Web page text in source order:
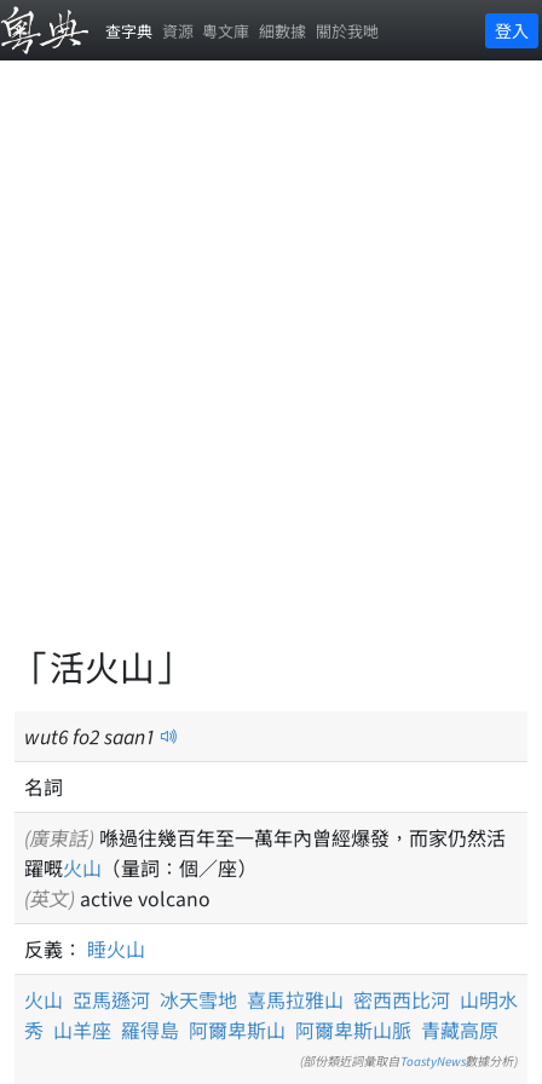
查字典 資源 粵文庫 細數據 關於我哋 登入
「活火山」
wut6fo2saan1
名詞
(廣東話) 喺過往幾百年至一萬年內曾經爆發，而家仍然活
躍嘅火山 （量詞：個／座）
(英文) active volcano
反義： 睡火山
火山 亞馬遜河 冰天雪地 喜馬拉雅山 密西西比河 山明水
秀 山羊座 羅得島 阿爾卑斯山 阿爾卑斯山脈 青藏高原
(部份類近詞彙取自ToastyNews數據分析)